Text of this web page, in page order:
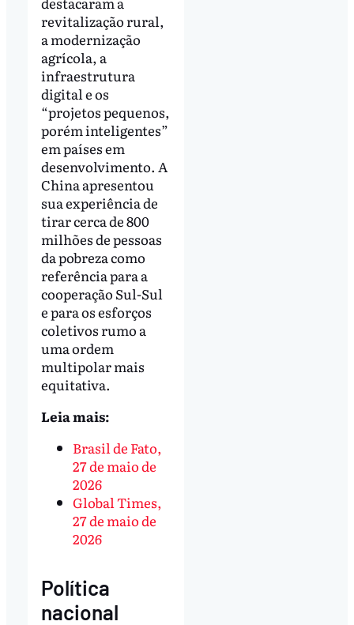
revitalização rural,
a modernização
agrícola, a
infraestrutura
digital e os
“projetos pequenos,
porém inteligentes”
em países em
desenvolvimento. A
China apresentou
sua experiência de
tirar cerca de 800
milhões de pessoas
da pobreza como
referência para a
cooperação Sul-Sul
e para os esforços
coletivos rumo a
uma ordem
multipolar mais
equitativa.
Leia mais:
Brasil de Fato,
27 de maio de
2026
Global Times,
27 de maio de
2026
Política
nacional